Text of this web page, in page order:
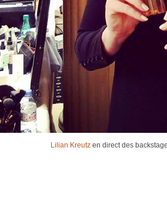
Lilian Kreutz en direct des